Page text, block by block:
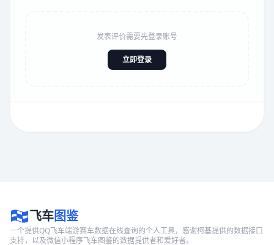
发表评价需要先登录账号
立即登录
飞车图鉴
一个提供QQ飞车端游赛车数据在线查询的个人工具，感谢柯基提供的数据接口
支持，以及微信小程序飞车图鉴的数据提供者和爱好者。